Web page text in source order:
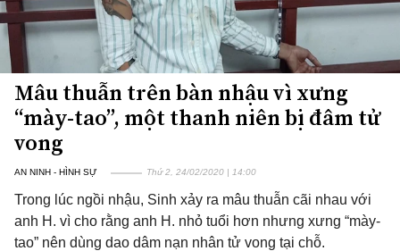
Mâu thuẫn trên bàn nhậu vì xưng
“mày-tao”, một thanh niên bị đâm tử
vong
AN NINH - HÌNH SỰ Thứ 2, 24/02/2020 | 14:00
Trong lúc ngồi nhậu, Sinh xảy ra mâu thuẫn cãi nhau với
anh H. vì cho rằng anh H. nhỏ tuổi hơn nhưng xưng “mày-
tao” nên dùng dao dâm nạn nhân tử vong tại chỗ.